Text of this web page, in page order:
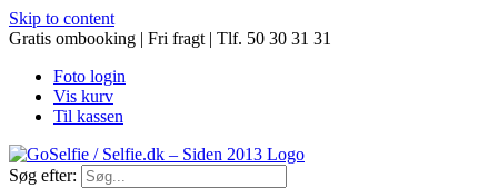
Skip to content
Gratis ombooking | Fri fragt | Tlf. 50 30 31 31
Foto login
Vis kurv
Til kassen
Søg efter: